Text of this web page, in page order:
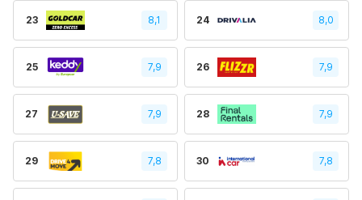
23 8,1 24 8,0
25 7,9 26 7,9
27 7,9 28 7,9
29 7,8 30 7,8